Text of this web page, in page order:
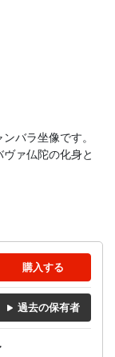
バラ坐像です。
ァ仏陀の化身と
購入する
過去の保有者